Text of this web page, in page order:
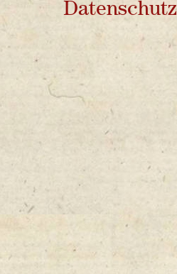
Datenschutz